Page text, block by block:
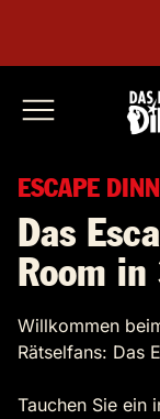
ESCAPE
Das
Room in
Willkommen
Rätselfans: Das
Tauchen Sie ein